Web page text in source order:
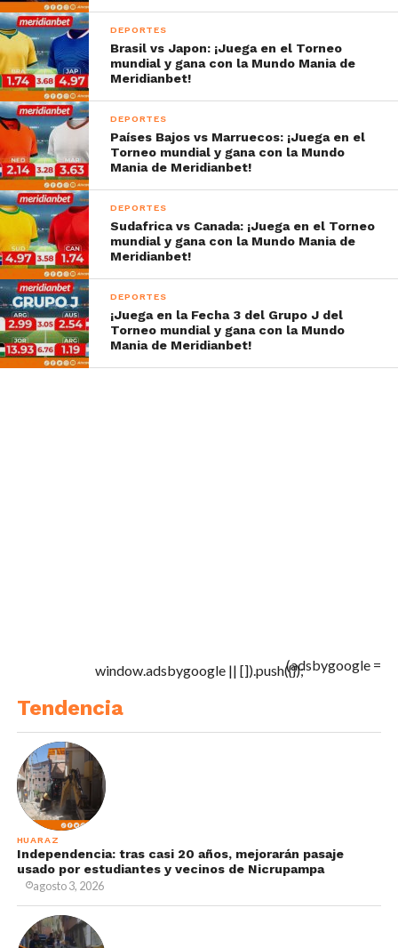
DEPORTES
Brasil vs Japon: ¡Juega en el Torneo
mundial y gana con la Mundo Mania de
Meridianbet!
DEPORTES
Países Bajos vs Marruecos: ¡Juega en el
Torneo mundial y gana con la Mundo
Mania de Meridianbet!
DEPORTES
Sudafrica vs Canada: ¡Juega en el Torneo
mundial y gana con la Mundo Mania de
Meridianbet!
DEPORTES
¡Juega en la Fecha 3 del Grupo J del
Torneo mundial y gana con la Mundo
Mania de Meridianbet!
(adsbygoogle =
window.adsbygoogle || []).push({});
Tendencia
HUARAZ
Independencia: tras casi 20 años, mejorarán pasaje
usado por estudiantes y vecinos de Nicrupampa
agosto 3, 2026